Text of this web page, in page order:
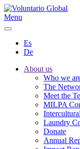
Menu
Es
De
About us
Who we
The
Meet the
MILPA
Laundry
Donate
Annual